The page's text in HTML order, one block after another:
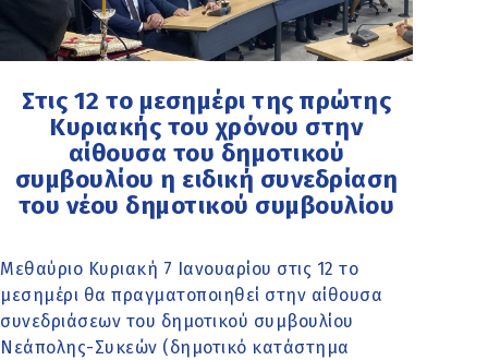
Στις 12 το μεσημέρι της πρώτης
Κυριακής του χρόνου στην
αίθουσα του δημοτικού
συμβουλίου η ειδική συνεδρίαση
του νέου δημοτικού συμβουλίου
Μεθαύριο Κυριακή 7 Ιανουαρίου στις 12 το
μεσημέρι θα πραγματοποιηθεί στην αίθουσα
συνεδριάσεων του δημοτικού συμβουλίου
Νεάπολης-Συκεών (δημοτικό κατάστημα